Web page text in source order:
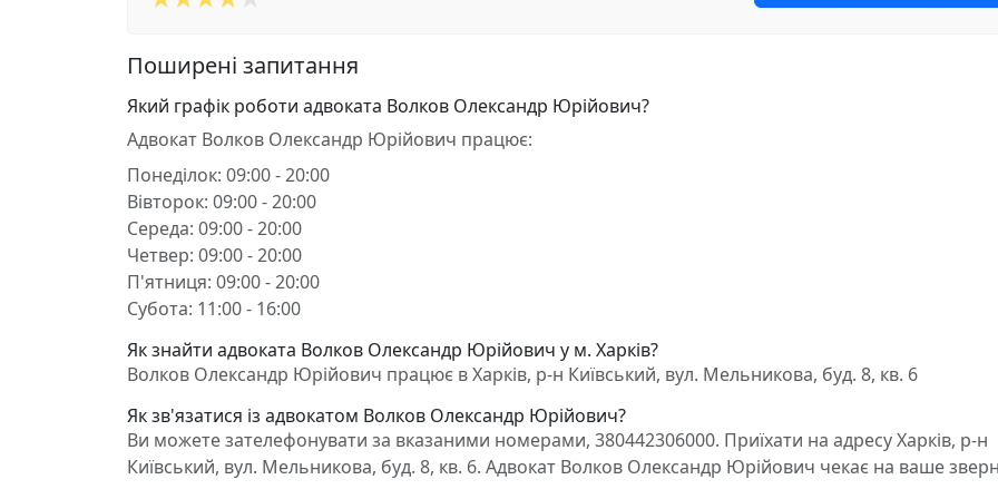
Поширені запитання
Який графік роботи адвоката Волков Олександр Юрійович?
Адвокат Волков Олександр Юрійович працює:
Понеділок: 09:00 - 20:00
Вівторок: 09:00 - 20:00
Середа: 09:00 - 20:00
Четвер: 09:00 - 20:00
П'ятниця: 09:00 - 20:00
Субота: 11:00 - 16:00
Як знайти адвоката Волков Олександр Юрійович у м. Харків?
Волков Олександр Юрійович працює в Харків, р-н Київський, вул. Мельникова, буд. 8, кв. 6
Як зв'язатися із адвокатом Волков Олександр Юрійович?
Ви можете зателефонувати за вказаними номерами, 380442306000. Приїхати на адресу Харків, р-н
Київський, вул. Мельникова, буд. 8, кв. 6. Адвокат Волков Олександр Юрійович чекає на ваше